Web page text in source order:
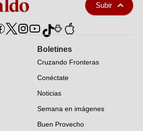
Subir
Boletines
Cruzando Fronteras
Conéctate
Noticias
Semana en imágenes
Buen Provecho